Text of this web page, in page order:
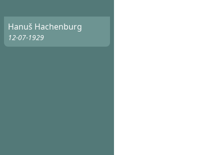
Hanuš Hachenburg
12-07-1929